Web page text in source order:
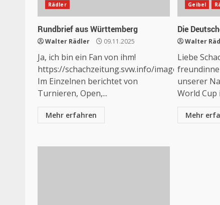
Rädler
Rundbrief aus Württemberg
Walter Rädler 09.11.2025
Ja, ich bin ein Fan von ihm!
https://schachzeitung.svw.info/images/
Im Einzelnen berichtet von
Turnieren, Open,...
Mehr erfahren
Geibel
Die
Walter
Liebe
unserer
World Cup
Mehr